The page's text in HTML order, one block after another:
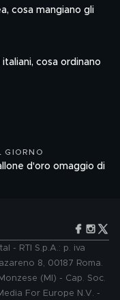
cosa mangiano gli
cosa ordinano
GIORNO
d'oro omaggio di
- RTI S.p.A.: p. iva
8, 00187 Roma.
(MI) - Cap. Soc.
For Europe N.V. -